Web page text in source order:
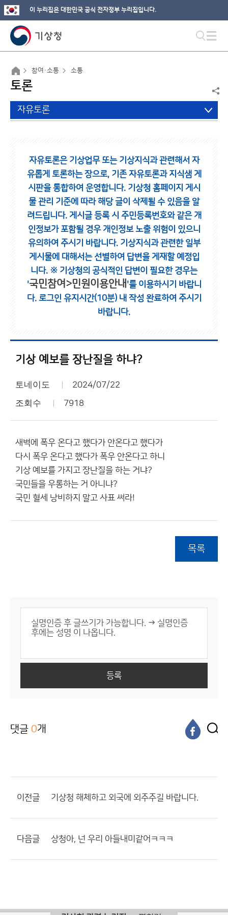
이 누리집은 대한민국 공식 전자정부 누리집입니다.
참여·소통 소통
토론
자유토론
자유토론은 기상업무 또는 기상지식과 관련해서 자
유롭게 토론하는 장으로, 기존 자유토론과 지식샘 게
시판을 통합하여 운영합니다. 기상청 홈페이지 게시
물 관리 기준에 따라 해당 글이 삭제될 수 있음을 알
려드립니다. 게시글 등록 시 주민등록번호와 같은 개
인정보가 포함될 경우 개인정보 노출 위험이 있으니
유의하여 주시기 바랍니다. 기상지식과 관련한 일부
게시물에 대해서는 선별하여 답변을 게재할 예정입
니다. ※ 기상청의 공식적인 답변이 필요한 경우는
'국민참여>민원이용안내 '를 이용하시기 바랍니
다. 로그인 유지시간(10분) 내 작성 완료하여 주시기
바랍니다.
기상 예보를 장난질을 하냐?
토네이도 2024/07/22
조회수 7918
새벽에 폭우 온다고 했다가 안온다고 했다가
다시 폭우 온다고 했다가 폭우 안온다고 하니
기상 예보를 가지고 장난질을 하는 거냐?
국민들을 우롱하는 거 아니냐?
국민 혈세 낭비하지 말고 사표 써라!
목록
등록
댓글 0개
이전글 기상청 해체하고 외국에 외주주길 바랍니다.
다음글 상청아, 넌 우리 아들내미같어ㅋㅋㅋ